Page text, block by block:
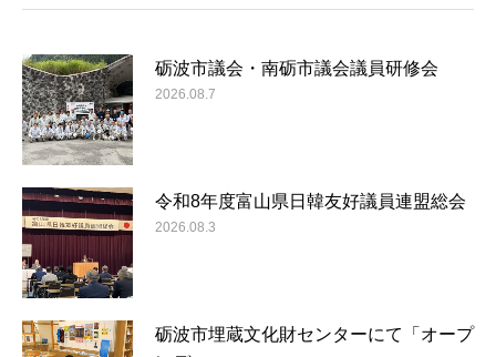
砺波市議会・南砺市議会議員研修会
2026.08.7
令和8年度富山県日韓友好議員連盟総会
2026.08.3
砺波市埋蔵文化財センターにて「オープ